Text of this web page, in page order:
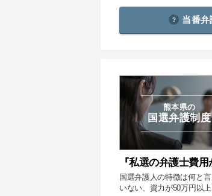
当番弁
熊本県の
国選弁護制度
『私選の弁護士費
国選弁護人の特徴は何と
いない、資力が50万円以